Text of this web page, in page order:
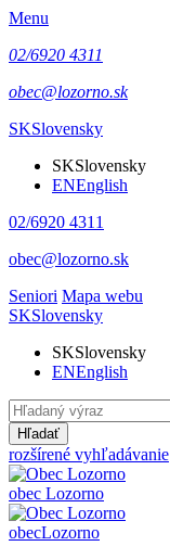
Menu
02/6920 4311
obec@lozorno.sk
SKSlovensky
SKSlovensky
ENEnglish
02/6920 4311
obec@lozorno.sk
Seniori Mapa webu
SKSlovensky
SKSlovensky
ENEnglish
Hľadať
rozšírené vyhľadávanie
obec Lozorno
obecLozorno